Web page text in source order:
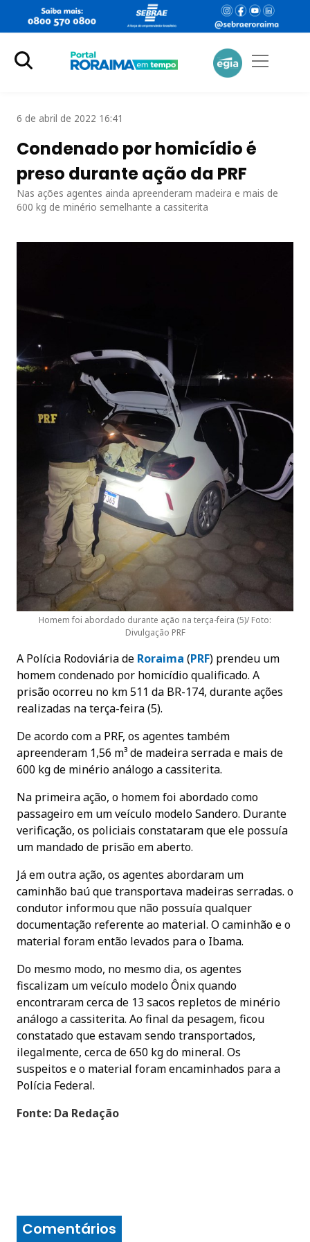
6 de abril de 2022 16:41
Condenado por homicídio é
preso durante ação da PRF
Nas ações agentes ainda apreenderam madeira e mais de
600 kg de minério semelhante a cassiterita
Homem foi abordado durante ação na terça-feira (5)/ Foto:
Divulgação PRF
A Polícia Rodoviária de Roraima (PRF) prendeu um
homem condenado por homicídio qualificado. A
prisão ocorreu no km 511 da BR-174, durante ações
realizadas na terça-feira (5).
De acordo com a PRF, os agentes também
apreenderam 1,56 m³ de madeira serrada e mais de
600 kg de minério análogo a cassiterita.
Na primeira ação, o homem foi abordado como
passageiro em um veículo modelo Sandero. Durante
verificação, os policiais constataram que ele possuía
um mandado de prisão em aberto.
Já em outra ação, os agentes abordaram um
caminhão baú que transportava madeiras serradas. o
condutor informou que não possuía qualquer
documentação referente ao material. O caminhão e o
material foram então levados para o Ibama.
Do mesmo modo, no mesmo dia, os agentes
fiscalizam um veículo modelo Ônix quando
encontraram cerca de 13 sacos repletos de minério
análogo a cassiterita. Ao final da pesagem, ficou
constatado que estavam sendo transportados,
ilegalmente, cerca de 650 kg do mineral. Os
suspeitos e o material foram encaminhados para a
Polícia Federal.
Fonte: Da Redação
Comentários